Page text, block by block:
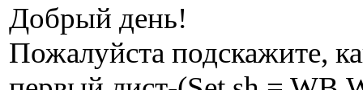
Добрый день!
Пожалуйста подскажите,